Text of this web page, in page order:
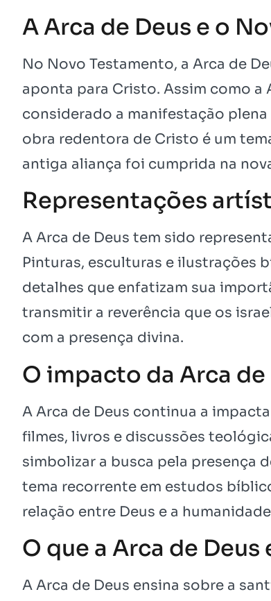
A Arca de Deus e o
No Novo Testamento, a Arca de
aponta para Cristo. Assim como a
considerado a manifestação plena
obra redentora de Cristo é um
antiga aliança foi cumprida na
Representações
A Arca de Deus tem sido
Pinturas, esculturas e ilustrações
detalhes que enfatizam sua
transmitir a reverência que os
com a presença divina.
O impacto da Arca
A Arca de Deus continua a
filmes, livros e discussões
simbolizar a busca pela presença
tema recorrente em estudos
relação entre Deus e a
O que a Arca de
A Arca de Deus ensina sobre a